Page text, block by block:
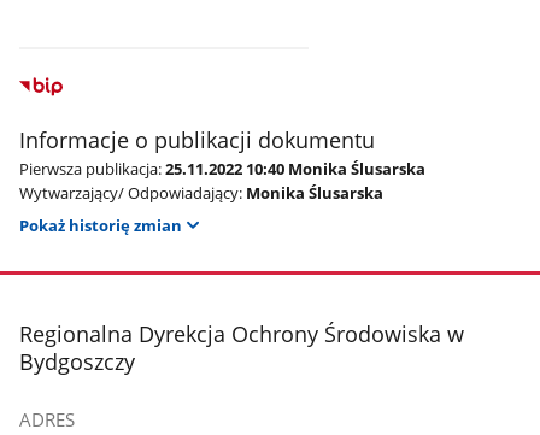
Informacje o publikacji dokumentu
Pierwsza publikacja:25.11.2022 10:40 Monika Ślusarska
Wytwarzający/ Odpowiadający: Monika Ślusarska
Pokaż historię zmian
stopka
Regionalna Dyrekcja Ochrony Środowiska w
Bydgoszczy
ADRES